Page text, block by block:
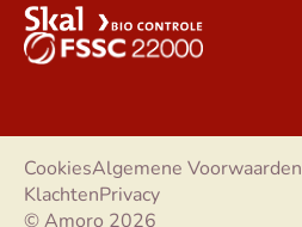
© Amoro 2026
CookiesAlgemene Voorwaarden
KlachtenPrivacy